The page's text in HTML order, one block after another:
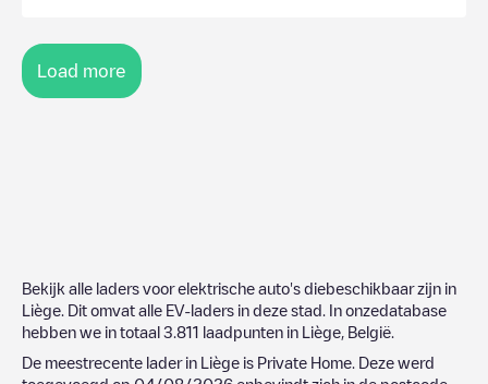
Load more
Bekijk alle laders voor elektrische auto's diebeschikbaar zijn in
Liège . Dit omvat alle EV-laders in deze stad. In onzedatabase
hebben we in totaal 3.811 laadpunten in Liège België
De meestrecente lader in Liège is Private Home . Deze werd